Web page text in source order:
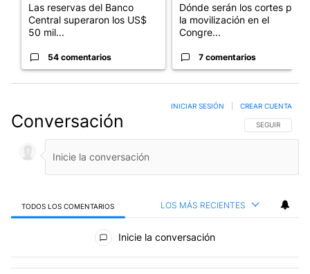
Las reservas del Banco
Central superaron los US$
50 mil...
54 comentarios
Dónde serán los cortes por
la movilización en el
Congre...
7 comentarios
Conversación SIGA ESTA
SEGUIR
INICIAR SESIÓN CREAR CUENTA
TODOS LOS COMENTARIOS LOS MÁS RECIENTES
Todos los comentarios
Inicie la conversación